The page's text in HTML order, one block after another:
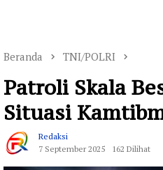
Beranda TNI/POLRI
Patroli Skala
Situasi
Redaksi
7 September 2025
162 Dilihat